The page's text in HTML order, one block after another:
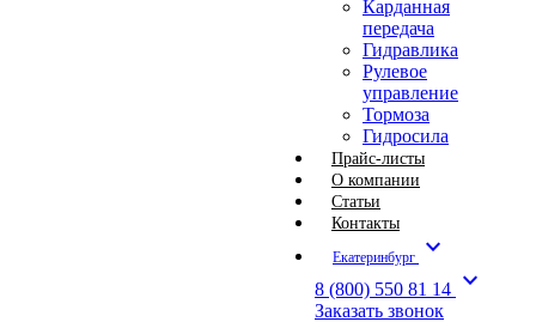
Карданная
передача
Гидравлика
Рулевое
управление
Тормоза
Гидросила
Прайс-листы
О компании
Статьи
Контакты
Екатеринбург expand_more
8 (800) 550 81 14 expand_more
Заказать звонок